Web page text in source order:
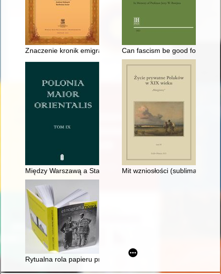
Znaczenie kronik emigracyjnych w programie "Kultury"
Can fascism be good for the
Między Warszawą a Stawiszynem : przyczynek do biografii
Mit wzniosłości (sublimacji) a
Rytualna rola papieru prekolumbijskiego : kolekcja amate z